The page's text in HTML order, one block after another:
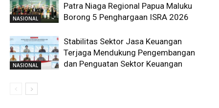
NASIONAL
Patra Niaga Regional Papua Maluku
Borong 5 Penghargaan ISRA 2026
NASIONAL
Stabilitas Sektor Jasa Keuangan
Terjaga Mendukung Pengembangan
dan Penguatan Sektor Keuangan